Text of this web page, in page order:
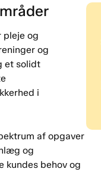
pleje og
og
et solidt
i
af opgaver
og
kundes behov og